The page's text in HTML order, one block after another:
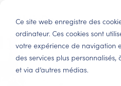
Ce site web enregistre des
ordinateur. Ces cookies sont
votre expérience de navigation
des services plus personnalisés,
et via d’autres médias.
main
content.
Tenant Experience
Améliorez la satisfaction
Logement
Insights
Ici, vous trouverez des